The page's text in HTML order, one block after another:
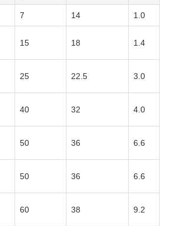
7 14 1.0
15 18 1.4
25 22.5 3.0
40 32 4.0
50 36 6.6
50 36 6.6
60 38 9.2